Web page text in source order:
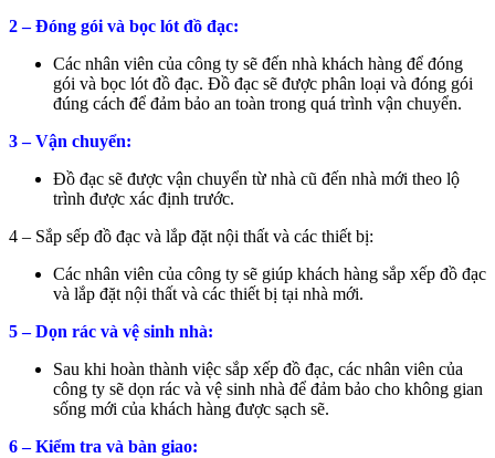
2 – Đóng gói và bọc lót đồ đạc:
Các nhân viên của công ty sẽ đến nhà khách hàng để đóng
gói và bọc lót đồ đạc. Đồ đạc sẽ được phân loại và đóng gói
đúng cách để đảm bảo an toàn trong quá trình vận chuyển.
3 – Vận chuyển:
Đồ đạc sẽ được vận chuyển từ nhà cũ đến nhà mới theo lộ
trình được xác định trước.
4 – Sắp sếp đồ đạc và lắp đặt nội thất và các thiết bị:
Các nhân viên của công ty sẽ giúp khách hàng sắp xếp đồ đạc
và lắp đặt nội thất và các thiết bị tại nhà mới.
5 – Dọn rác và vệ sinh nhà:
Sau khi hoàn thành việc sắp xếp đồ đạc, các nhân viên của
công ty sẽ dọn rác và vệ sinh nhà để đảm bảo cho không gian
sống mới của khách hàng được sạch sẽ.
6 – Kiểm tra và bàn giao: